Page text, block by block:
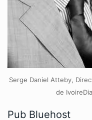
Serge Daniel Atteby,
de
Pub Bluehost